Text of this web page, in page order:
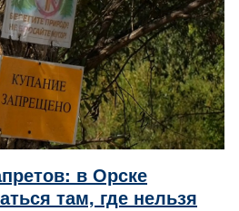
в Орске
там, где нельзя